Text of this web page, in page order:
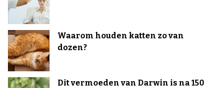
Waarom houden katten zo van
dozen?
Dit vermoeden van Darwin is na 150